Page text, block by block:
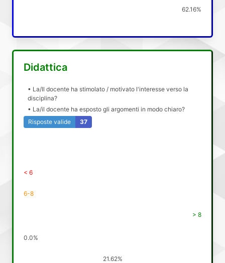
62.16%
Didattica
• La/Il docente ha stimolato / motivato l'interesse verso la
disciplina?
• La/il docente ha esposto gli argomenti in modo chiaro?
Risposte valide
37
< 6
6-8
> 8
0.0%
21.62%